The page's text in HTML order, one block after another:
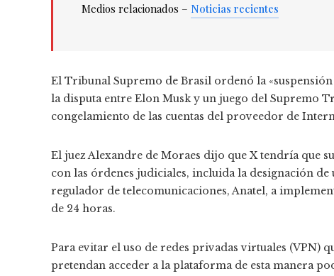
Medios relacionados – Noticias recientes
El Tribunal Supremo de Brasil ordenó la
la disputa entre Elon Musk y un juego del Supremo
congelamiento de las cuentas del proveedor de
El juez Alexandre de Moraes dijo que X tendría que
con las órdenes judiciales, incluida la designación
regulador de telecomunicaciones, Anatel, a
de 24 horas.
Para evitar el uso de redes privadas virtuales (VPN)
pretendan acceder a la plataforma de esta manera